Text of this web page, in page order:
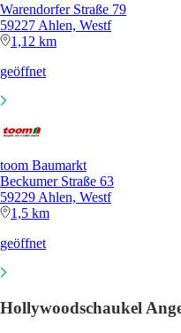
Warendorfer Straße 79
59227 Ahlen, Westf
1,12 km
geöffnet
toom Baumarkt
Beckumer Straße 63
59229 Ahlen, Westf
1,5 km
geöffnet
Hollywoodschaukel